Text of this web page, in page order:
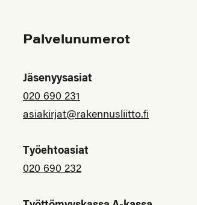
Palvelunumerot
Jäsenyysasiat
020 690 231
asiakirjat@rakennusliitto.fi
Työehtoasiat
020 690 232